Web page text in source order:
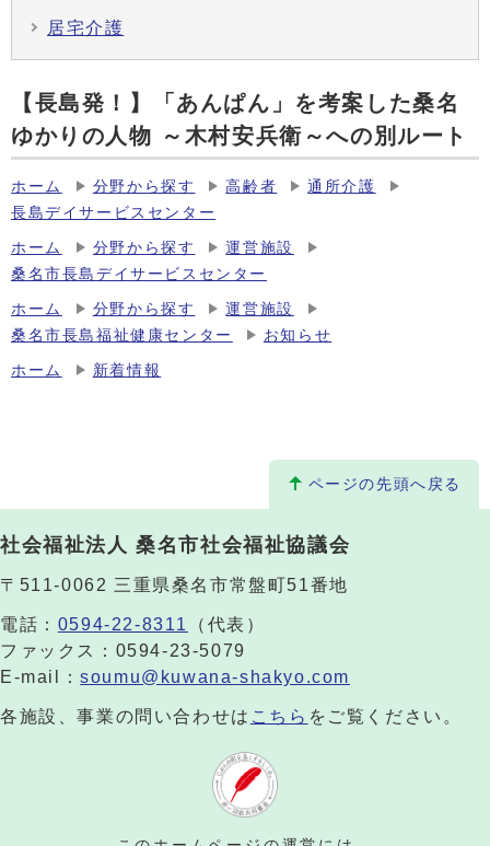
居宅介護
【長島発！】「あんぱん」を考案した桑名
ゆかりの人物 ～木村安兵衛～への別ルート
ホーム 分野から探す 高齢者
通所介護
長島デイサービスセンター
ホーム 分野から探す
運営施設
桑名市長島デイサービスセンター
ホーム 分野から探す
運営施設
桑名市長島福祉健康センター
お知らせ
ホーム 新着情報
ページの先頭へ戻る
社会福祉法人 桑名市社会福祉協議会
〒511-0062 三重県桑名市常盤町51番地
電話： 0594-22-8311
（代表）
ファックス：0594-23-5079
E-mail：soumu@kuwana-shakyo.com
各施設、事業の問い合わせは こちら をご覧ください。